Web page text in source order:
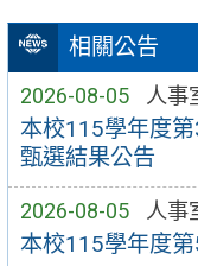
相關公告
2026-08-05 人事
本校115學年度
甄選結果公告
2026-08-05 人事
本校115學年度